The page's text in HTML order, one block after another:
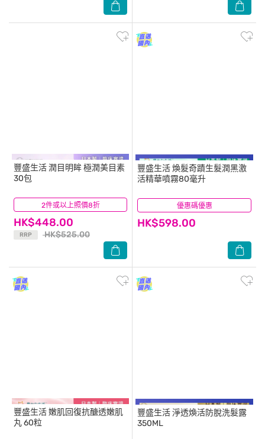
2件或以上照價8折
豐盛生活潤目明眸 極潤美目素
30包
HK$448.00
RRP HK$525.00
(6) 優惠碼優惠
豐盛生活煥髮奇蹟生髮潤黑激
活精華噴霧80毫升
HK$598.00
(5)
豐盛生活嫩肌回復抗醣透嫩肌
丸 60粒
豐盛生活淨透煥活防脫洗髮露
350ML